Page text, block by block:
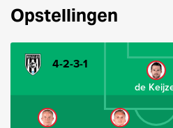
Opstellingen
4-2-3-1
de